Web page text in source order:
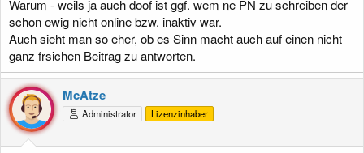
Warum - weils ja auch doof ist ggf. wem ne PN zu schreiben der
schon ewig nicht online bzw. inaktiv war.
Auch sieht man so eher, ob es Sinn macht auch auf einen nicht
ganz frsichen Beitrag zu antworten.
McAtze
Administrator Lizenzinhaber